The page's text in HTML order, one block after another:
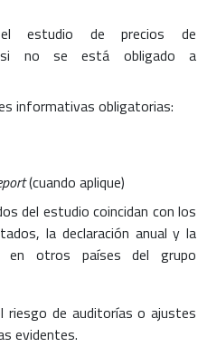
el estudio de precios de
si no se está obligado a
informativas obligatorias:
(cuando aplique)
del estudio coincidan con los
la declaración anual y la
en otros países del grupo
riesgo de auditorías o ajustes
evidentes.